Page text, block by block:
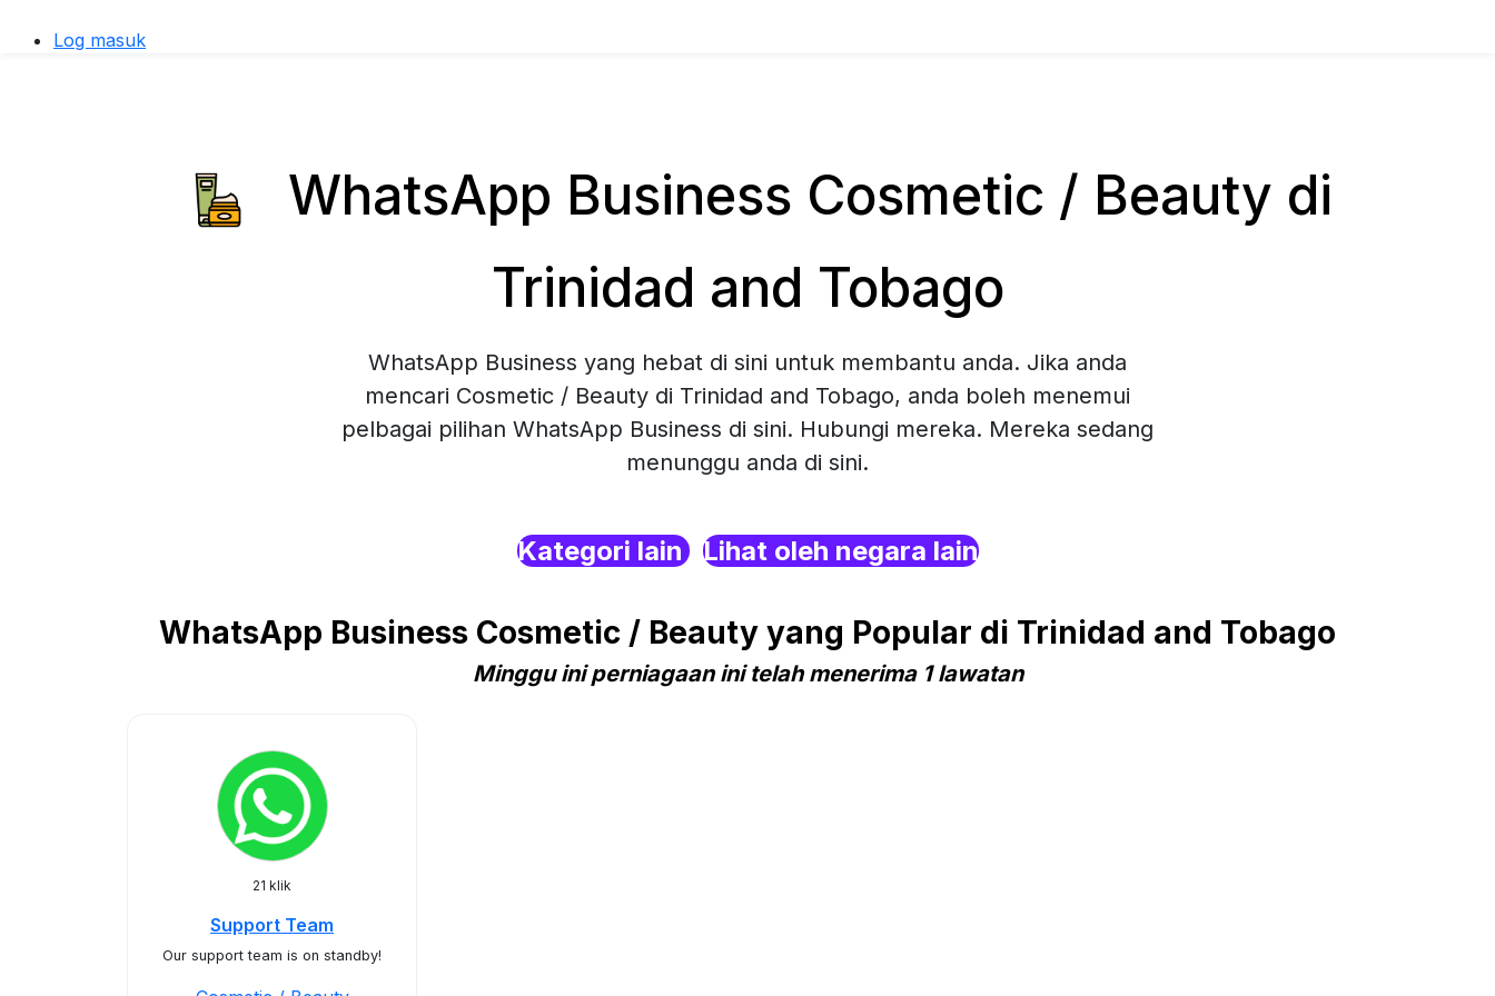
Log masuk
WhatsApp Business Cosmetic / Beauty di
Trinidad and Tobago
WhatsApp Business yang hebat di sini untuk membantu anda. Jika anda
mencari Cosmetic / Beauty di Trinidad and Tobago, anda boleh menemui
pelbagai pilihan WhatsApp Business di sini. Hubungi mereka. Mereka sedang
menunggu anda di sini.
Kategori lain Lihat oleh negara lain
WhatsApp Business Cosmetic / Beauty yang Popular di Trinidad and Tobago
Minggu ini perniagaan ini telah menerima 1 lawatan
21 klik
Support Team
Our support team is on standby!